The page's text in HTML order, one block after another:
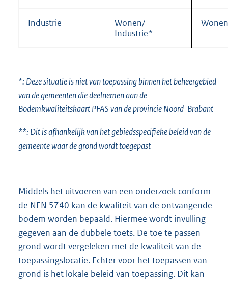
Industrie
Wonen/
Industrie*
*: Deze situatie is niet van toepassing binnen het beheergebied
van de gemeenten die deelnemen aan de
Bodemkwaliteitskaart PFAS van de provincie Noord-Brabant
**: Dit is afhankelijk van het gebiedsspecifieke beleid van de
gemeente waar de grond wordt toegepast
Middels het uitvoeren van een onderzoek conform
de NEN 5740 kan de kwaliteit van de ontvangende
bodem worden bepaald. Hiermee wordt invulling
gegeven aan de dubbele toets. De toe te passen
grond wordt vergeleken met de kwaliteit van de
toepassingslocatie. Echter voor het toepassen van
grond is het lokale beleid van toepassing. Dit kan